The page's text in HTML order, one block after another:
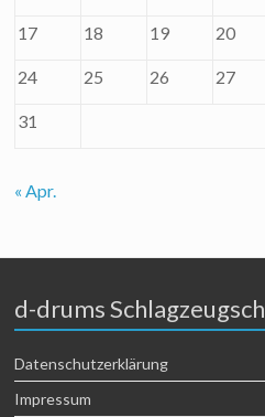
17 18 19 20
24 25 26 27
31
« Apr.
d-drums
Datenschutzerklärung
Impressum